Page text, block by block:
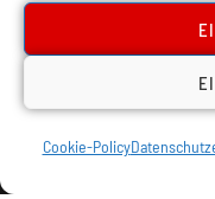
Cookie-Policy
Impressum,